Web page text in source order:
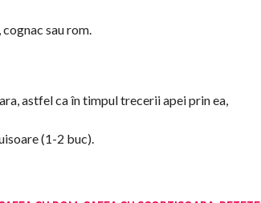
sau rom.
astfel ca în timpul trecerii apei prin ea,
(1-2 buc).